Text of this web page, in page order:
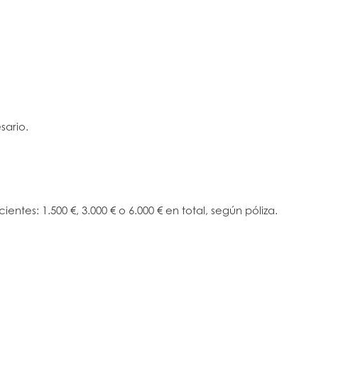
1.500 €, 3.000 € o 6.000 € en total, según póliza.